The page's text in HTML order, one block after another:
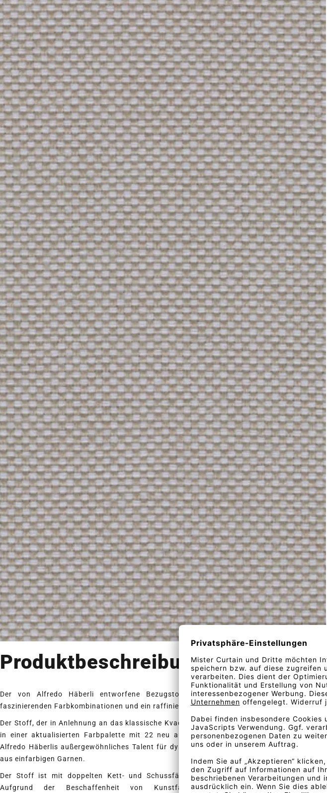
Produktbeschreibung
Der von Alfredo Häberli entworfene Bezugstoff Field 2 zeichnet sich durch seine
faszinierenden Farbkombinationen und ein raffiniertes Karomuster aus.
Der Stoff, der in Anlehnung an das klassische Kvadrat Textil Hallingdal 65entstand, kommt
in einer aktualisierten Farbpalette mit 22 neu aufgelegten Farbstellungen. Field 2 zeigt
Alfredo Häberlis außergewöhnliches Talent für dynamische, überraschende Kombinationen
aus einfarbigen Garnen.
Der Stoff ist mit doppelten Kett- und Schussfäden in unterschiedlicher Farbe gewebt.
Aufgrund der Beschaffenheit von Kunstfasern ist es schwierig, komplexe